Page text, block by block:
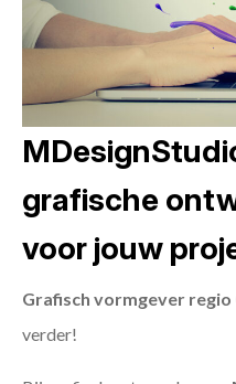
grafische
voor jouw
Grafisch vormgever regio
verder!